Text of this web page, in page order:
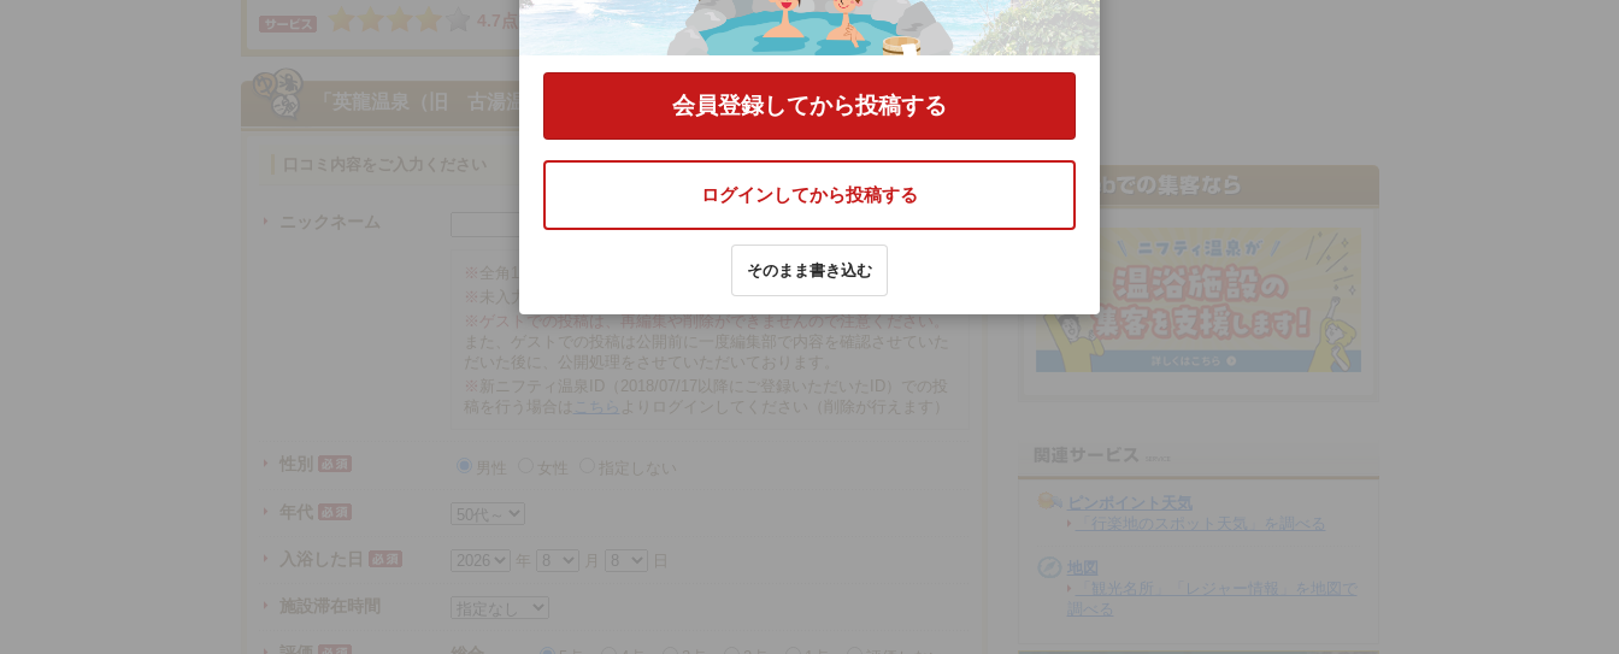
4.7点
5.0点
「英龍温泉（旧 古湯温泉館）」 の口コミをする
ニックネーム
※ 全角16文字以内
※ 未入力の場合、匿名で投稿されます。
※ゲストでの投稿は、再編集や削除ができませんので注意ください。
また、ゲストでの投稿は公開前に一度編集部で内容を確認させていた
だいた後に、公開処理をさせていただいております。
※ 新ニフティ温泉ID（2018/07/17以降にご登録いただいたID）での投
稿を行う場合は
こちら よりログインしてください（削除が行えます）
性別 男性 女性 指定しない
年代
入浴した日 年
施設滞在時間
ピンポイント天気
「行楽地のスポット天気」を調べる
地図
「観光名所」「レジャー情報」を地図で
調べる
会員登録してから投稿する
ログインしてから投稿する
そのまま書き込む